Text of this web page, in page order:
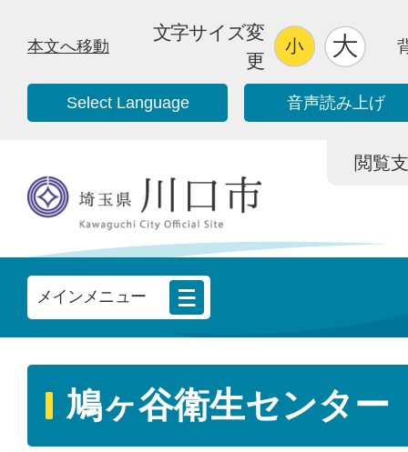
本文へ移動
文字サイズ変
更
Select Language 音声読み上げ
閲覧
メインメニュー
鳩ヶ谷衛生センター